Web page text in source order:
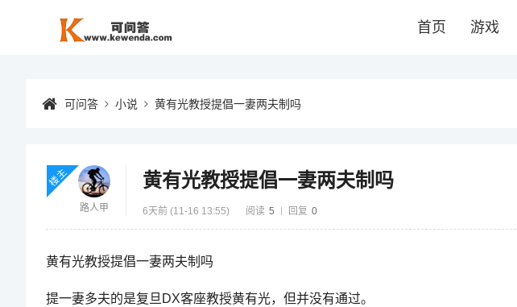
首页 游戏
可问答 小说 黄有光教授提倡一妻两夫制吗
黄有光教授提倡一妻两夫制吗
6天前 (11-16 13:55) 阅读 5 回复 0
路人甲
楼主
黄有光教授提倡一妻两夫制吗
提一妻多夫的是复旦DX客座教授黄有光，但并没有通过。